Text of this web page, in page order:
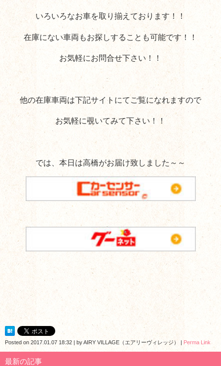
いろいろなお車を取り揃えております！！
在庫にない車両もお探しすることも可能です！！
お気軽にお問合せ下さい！！
他の在庫車両は下記サイトにてご覧になれますので
お気軽に覗いてみて下さい！！
では、本日は高橋がお届け致しました～～
Posted on 2017.01.07 18:32 | byAIRY VILLAGE（エアリーヴィレッジ） | Perma Link
最新の記事